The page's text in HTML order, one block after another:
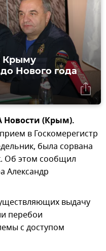
Крыму
Нового года
(Крым).
в Госкомерегистр
была сорвана
Об этом сообщил
Александр
выдачу
перебои
с доступом